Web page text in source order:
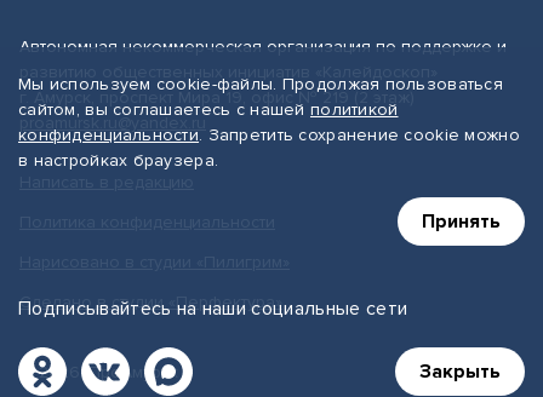
Автономная некоммерческая организация по поддержке и
г. Амурск, проспект Мира 19, офис № 219 (2 этаж)
proamursk.ru@yandex.ru
Сделано в студии «Перфектура»
© 2026, ПроАмурск
Мы используем cookie-файлы. Продолжая пользоваться
сайтом, вы соглашаетесь с нашей политикой
конфиденциальности. Запретить сохранение cookie можно
в настройках браузера.
Принять
Подписывайтесь на наши социальные сети
Закрыть